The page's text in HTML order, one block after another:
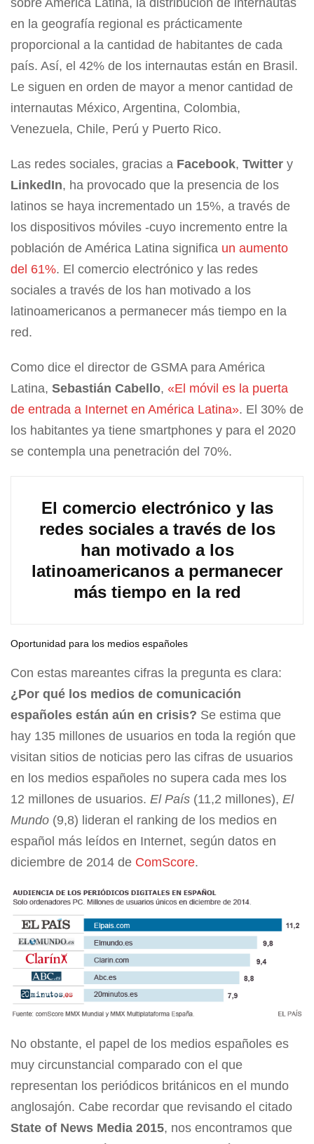
en la geografía regional es prácticamente
proporcional a la cantidad de habitantes de cada
país. Así, el 42% de los internautas están en Brasil.
Le siguen en orden de mayor a menor cantidad de
internautas México, Argentina, Colombia,
Venezuela, Chile, Perú y Puerto Rico.
Las redes sociales, gracias a Facebook, Twitter y
LinkedIn, ha provocado que la presencia de los
latinos se haya incrementado un 15%, a través de
los dispositivos móviles -cuyo incremento entre la
población de América Latina significa un aumento
del 61%. El comercio electrónico y las redes
sociales a través de los han motivado a los
latinoamericanos a permanecer más tiempo en la
red.
Como dice el director de GSMA para América
Latina, Sebastián Cabello, «El móvil es la puerta
de entrada a Internet en América Latina». El 30% de
los habitantes ya tiene smartphones y para el 2020
se contempla una penetración del 70%.
El comercio electrónico y las
redes sociales a través de los
han motivado a los
latinoamericanos a permanecer
más tiempo en la red
Oportunidad para los medios españoles
Con estas mareantes cifras la pregunta es clara:
¿Por qué los medios de comunicación
españoles están aún en crisis? Se estima que
hay 135 millones de usuarios en toda la región que
visitan sitios de noticias pero las cifras de usuarios
en los medios españoles no supera cada mes los
12 millones de usuarios. El País (11,2 millones), El
Mundo (9,8) lideran el ranking de los medios en
español más leídos en Internet, según datos en
diciembre de 2014 de ComScore.
No obstante, el papel de los medios españoles es
muy circunstancial comparado con el que
representan los periódicos británicos en el mundo
anglosajón. Cabe recordar que revisando el citado
State of News Media 2015, nos encontramos que